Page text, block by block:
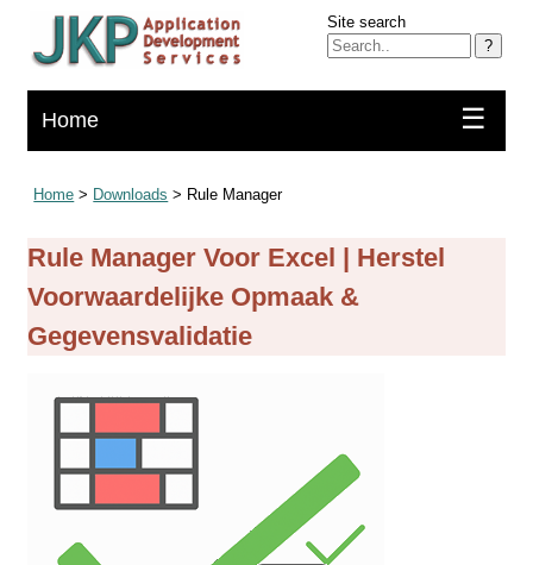
Site search
?
Home ☰
Home > Downloads > Rule Manager
Rule Manager Voor Excel | Herstel
Voorwaardelijke Opmaak &
Gegevensvalidatie